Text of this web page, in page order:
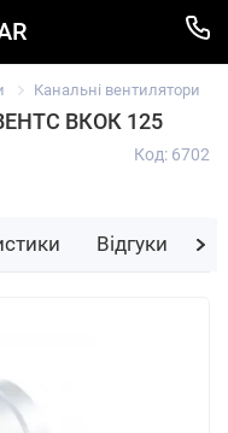
Канальні вентилятори
ВКОК 125
Код: 6702
Відгуки